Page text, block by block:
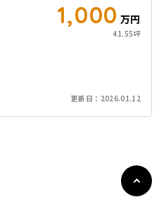
1,000 万円
41.55坪
更新日： 2026.01.12